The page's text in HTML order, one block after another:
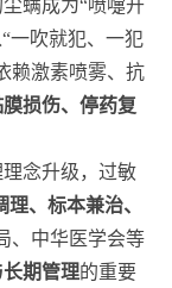
螨成为“喷嚏开
一吹就犯、一犯
赖激素喷雾、抗
损伤、停药复
念升级，过敏
理、标本兼治、
、中华医学会等
期管理的重要